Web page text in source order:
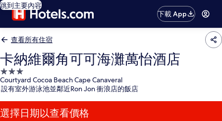
跳到主要內容
下載 App
查看所有住宿
卡納維爾角可可海灘萬怡酒店
3.0
星
級
住
宿
Courtyard Cocoa Beach Cape Canaveral
設有室外游泳池並鄰近Ron Jon 衝浪店的飯店
選擇日期以查看價格